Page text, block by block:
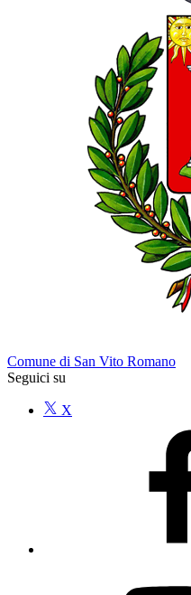
Comune di San Vito Romano
Seguici su
X